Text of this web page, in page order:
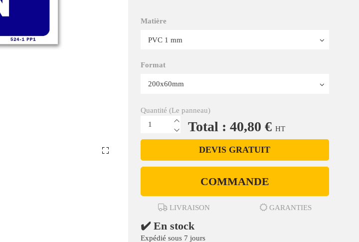
Matière
Format
Quantité (Le panneau)
Total : 40,80 € HT
DEVIS GRATUIT
COMMANDE
LIVRAISON GARANTIES
✔️ En stock
Expédié sous 7 jours